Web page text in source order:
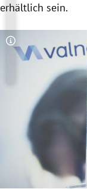
erhältlich sein.
Copyright-